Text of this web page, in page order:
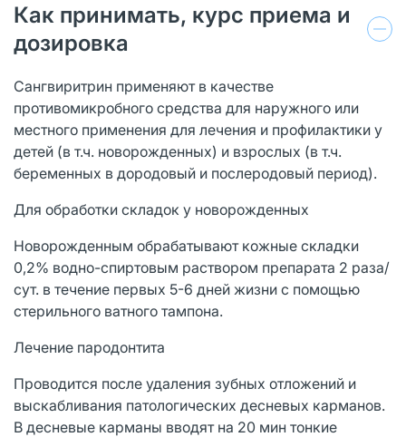
Как принимать, курс приема и
дозировка
Сангвиритрин применяют в качестве
противомикробного средства для наружного или
местного применения для лечения и профилактики у
детей (в т.ч. новорожденных) и взрослых (в т.ч.
беременных в дородовый и послеродовый период).
Для обработки складок у новорожденных
Новорожденным обрабатывают кожные складки
0,2% водно-спиртовым раствором препарата 2 раза/
сут. в течение первых 5-6 дней жизни с помощью
стерильного ватного тампона.
Лечение пародонтита
Проводится после удаления зубных отложений и
выскабливания патологических десневых карманов.
В десневые карманы вводят на 20 мин тонкие